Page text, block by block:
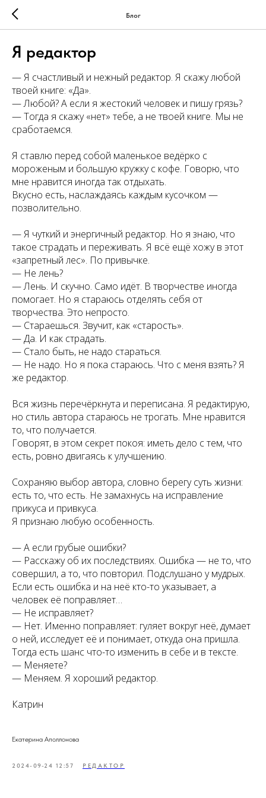
Блог
Я редактор
— Я счастливый и нежный редактор. Я скажу любой
твоей книге: «Да».
— Любой? А если я жестокий человек и пишу грязь?
— Тогда я скажу «нет» тебе, а не твоей книге. Мы не
сработаемся.
Я ставлю перед собой маленькое ведёрко с
мороженым и большую кружку с кофе. Говорю, что
мне нравится иногда так отдыхать.
Вкусно есть, наслаждаясь каждым кусочком —
позволительно.⠀
— Я чуткий и энергичный редактор. Но я знаю, что
такое страдать и переживать. Я всё ещё хожу в этот
«запретный лес». По привычке.
— Не лень?
— Лень. И скучно. Само идёт. В творчестве иногда
помогает. Но я стараюсь отделять себя от
творчества. Это непросто.
— Стараешься. Звучит, как «старость».
— Да. И как страдать.
— Стало быть, не надо стараться.
— Не надо. Но я пока стараюсь. Что с меня взять? Я
же редактор.⠀
Вся жизнь перечёркнута и переписана. Я редактирую,
но стиль автора стараюсь не трогать. Мне нравится
то, что получается.
Говорят, в этом секрет покоя: иметь дело с тем, что
есть, ровно двигаясь к улучшению.
Сохраняю выбор автора, словно берегу суть жизни:
есть то, что есть. Не замахнусь на исправление
прикуса и привкуса.
Я признаю любую особенность.⠀
— А если грубые ошибки?
— Расскажу об их последствиях. Ошибка — не то, что
совершил, а то, что повторил. Подслушано у мудрых.
Если есть ошибка и на неё кто-то указывает, а
человек её поправляет…
— Не исправляет?
— Нет. Именно поправляет: гуляет вокруг неё, думает
о ней, исследует её и понимает, откуда она пришла.
Тогда есть шанс что-то изменить в себе и в тексте.
— Меняете?
— Меняем. Я хороший редактор.⠀
Катрин
Екатерина Аполлонова
2024-09-24 12:57 РЕДАКТОР